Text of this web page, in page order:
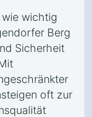
wichtig
Berg
Sicherheit
oft zur